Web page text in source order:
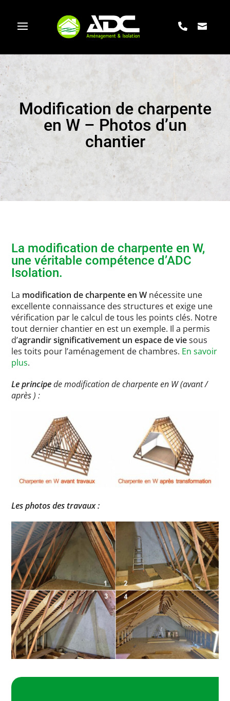
Modification de charpente
en W – Photos d’un
chantier
La modification de charpente en W,
une véritable compétence d’ADC
Isolation.
La modification de charpente en W nécessite une
excellente connaissance des structures et exige une
vérification par le calcul de tous les points clés. Notre
tout dernier chantier en est un exemple. Il a permis
d’agrandir significativement un espace de viesous
les toits pour l’aménagement de chambres. En savoir
plus.
Le principede modification de charpente en W (avant /
après ) :
Les photos des travaux :